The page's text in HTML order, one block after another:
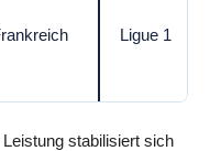
Ligue 1
stabilisiert sich